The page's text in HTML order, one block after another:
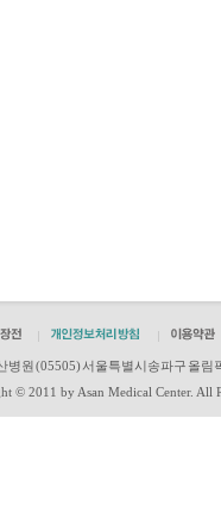
병원 (05505) 서울특별시 송파구 올림
© 2011 by Asan Medical Center. All